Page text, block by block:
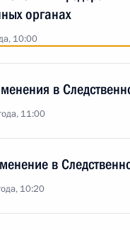
органах
10:00
в
11:00
в
10:20